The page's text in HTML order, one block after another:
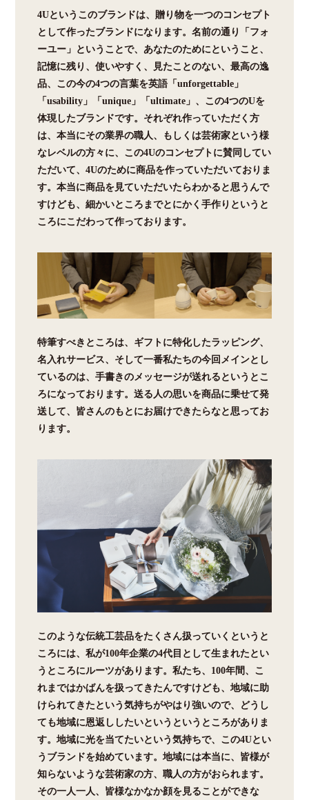
4Uというこのブランドは、贈り物を一つのコンセプト
として作ったブランドになります。名前の通り「フォ
ーユー」ということで、あなたのためにということ、
記憶に残り、使いやすく、見たことのない、最高の逸
品、この今の4つの言葉を英語「unforgettable」
「usability」「unique」「ultimate」、この4つのUを
体現したブランドです。それぞれ作っていただく方
は、本当にその業界の職人、もしくは芸術家という様
なレベルの方々に、この4Uのコンセプトに賛同してい
ただいて、4Uのために商品を作っていただいておりま
す。本当に商品を見ていただいたらわかると思うんで
すけども、細かいところまでとにかく手作りというと
ころにこだわって作っております。
特筆すべきところは、ギフトに特化したラッピング、
名入れサービス、そして一番私たちの今回メインとし
ているのは、手書きのメッセージが送れるというとこ
ろになっております。送る人の思いを商品に乗せて発
送して、皆さんのもとにお届けできたらなと思ってお
ります。
このような伝統工芸品をたくさん扱っていくというと
ころには、私が100年企業の4代目として生まれたとい
うところにルーツがあります。私たち、100年間、こ
れまではかばんを扱ってきたんですけども、地域に助
けられてきたという気持ちがやはり強いので、どうし
ても地域に恩返ししたいというというところがありま
す。地域に光を当てたいという気持ちで、この4Uとい
うブランドを始めています。地域には本当に、皆様が
知らないような芸術家の方、職人の方がおられます。
その一人一人、皆様なかなか顔を見ることができな